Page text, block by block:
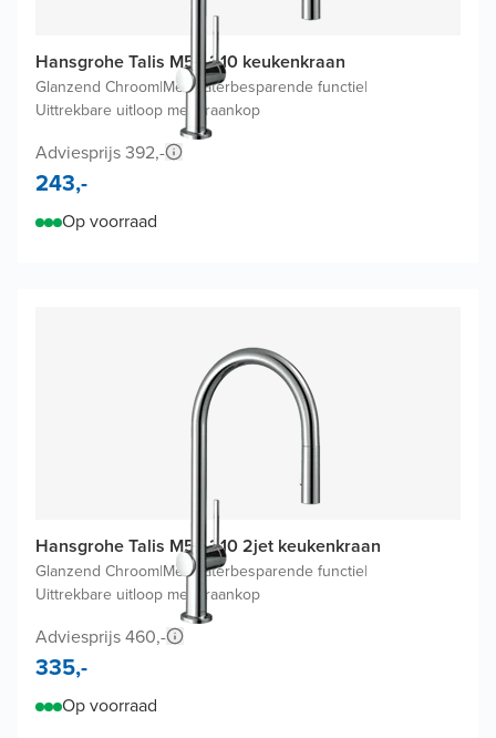
Hansgrohe Talis M54 210 keukenkraan
Glanzend Chroom|Met waterbesparende functie|
Uittrekbare uitloop met kraankop
Adviesprijs 392,-
243,-
Op voorraad
Hansgrohe Talis M54 210 2jet keukenkraan
Glanzend Chroom|Met waterbesparende functie|
Uittrekbare uitloop met kraankop
Adviesprijs 460,-
335,-
Op voorraad